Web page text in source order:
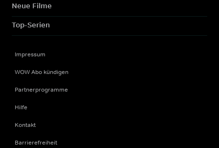
Neue Filme
Top-Serien
Impressum
WOW Abo kündigen
Partnerprogramme
Hilfe
Kontakt
Barrierefreiheit